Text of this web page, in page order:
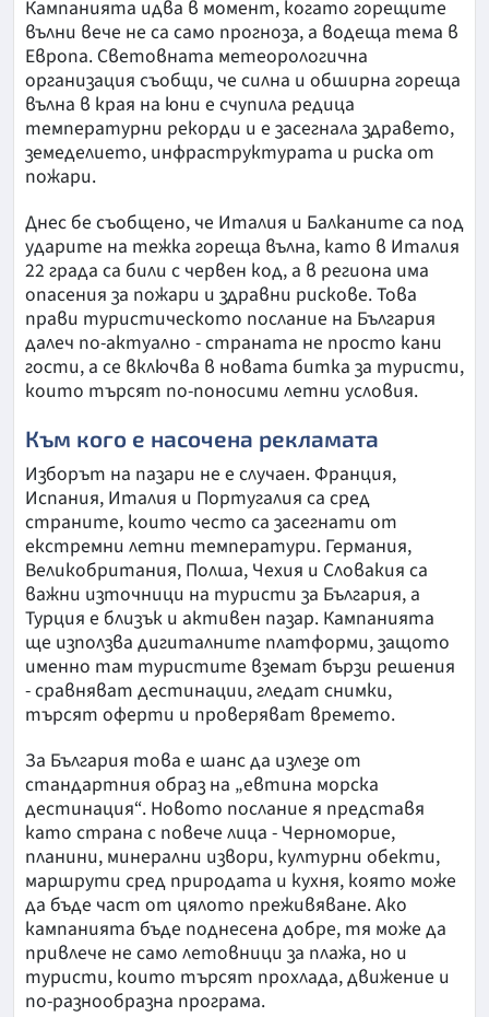
Кампанията идва в момент, когато горещите
вълни вече не са само прогноза, а водеща тема в
Европа. Световната метеорологична
организация съобщи, че силна и обширна гореща
вълна в края на юни е счупила редица
температурни рекорди и е засегнала здравето,
земеделието, инфраструктурата и риска от
пожари.
Днес бе съобщено, че Италия и Балканите са под
ударите на тежка гореща вълна, като в Италия
22 града са били с червен код, а в региона има
опасения за пожари и здравни рискове. Това
прави туристическото послание на България
далеч по-актуално - страната не просто кани
гости, а се включва в новата битка за туристи,
които търсят по-поносими летни условия.
Към кого е насочена рекламата
Изборът на пазари не е случаен. Франция,
Испания, Италия и Португалия са сред
страните, които често са засегнати от
екстремни летни температури. Германия,
Великобритания, Полша, Чехия и Словакия са
важни източници на туристи за България, а
Турция е близък и активен пазар. Кампанията
ще използва дигиталните платформи, защото
именно там туристите вземат бързи решения
- сравняват дестинации, гледат снимки,
търсят оферти и проверяват времето.
За България това е шанс да излезе от
стандартния образ на „евтина морска
дестинация“. Новото послание я представя
като страна с повече лица - Черноморие,
планини, минерални извори, културни обекти,
маршрути сред природата и кухня, която може
да бъде част от цялото преживяване. Ако
кампанията бъде поднесена добре, тя може да
привлече не само летовници за плажа, но и
туристи, които търсят прохлада, движение и
по-разнообразна програма.